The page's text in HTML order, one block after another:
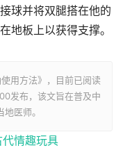
球并将双腿搭在他的
地板上以获得支撑。
用方法》，目前已阅读
发布，该文旨在普及中
医师。
情趣玩具